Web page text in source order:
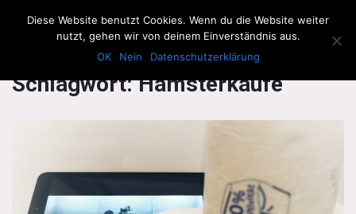
The Howling Men
Schlagwort:Hamsterkäufe
Diese Website benutzt Cookies. Wenn du die Website weiter
nutzt, gehen wir von deinem Einverständnis aus.
OK
Nein Datenschutzerklärung